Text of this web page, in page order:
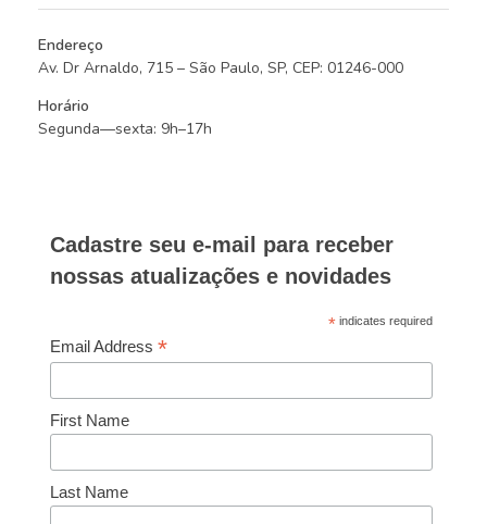
Endereço
Av. Dr Arnaldo, 715 – São Paulo, SP, CEP: 01246-000
Horário
Segunda—sexta: 9h–17h
Cadastre seu e-mail para receber
nossas atualizações e novidades
* indicates required
Email Address*
First Name
Last Name